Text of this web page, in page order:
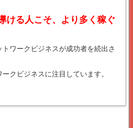
ける人こそ、より多く稼ぐ
ワークビジネスが成功者を続出さ
クビジネスに注目しています。